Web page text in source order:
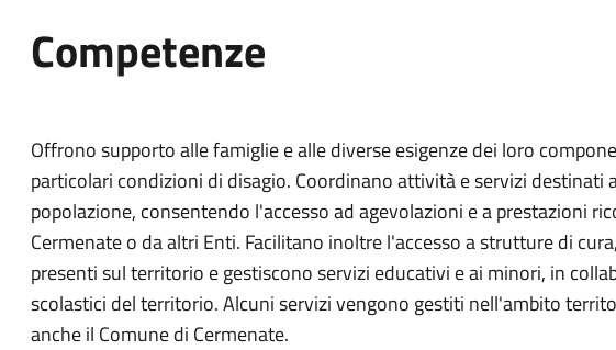
Competenze
Offrono supporto alle famiglie e alle diverse esigenze dei loro
particolari condizioni di disagio. Coordinano attività e servizi destinati
popolazione, consentendo l'accesso ad agevolazioni e a prestazioni
Cermenate o da altri Enti. Facilitano inoltre l'accesso a strutture di
presenti sul territorio e gestiscono servizi educativi e ai minori, in
scolastici del territorio. Alcuni servizi vengono gestiti nell'ambito
anche il Comune di Cermenate.